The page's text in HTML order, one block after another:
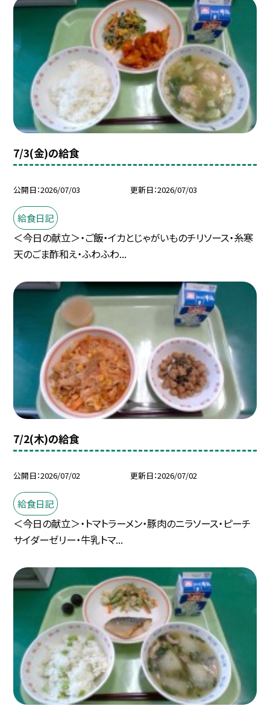
7/3(金)の給食
公開日 2026/07/03 更新日 2026/07/03
給食日記
＜今日の献立＞・ご飯・イカとじゃがいものチリソース・糸寒
天のごま酢和え・ふわふわ...
7/2(木)の給食
公開日 2026/07/02 更新日 2026/07/02
給食日記
＜今日の献立＞・トマトラーメン・豚肉のニラソース・ピーチ
サイダーゼリー・牛乳トマ...